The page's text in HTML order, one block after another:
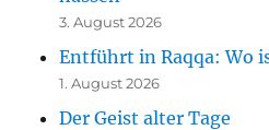
3. August 2026
Entführt in Raqqa: Wo
1. August 2026
Der Geist alter Tage